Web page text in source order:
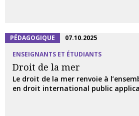
PÉDAGOGIQUE
07.10.2025
ENSEIGNANTS ET ÉTUDIANTS
Droit de la mer
Le droit de la mer renvoie à
en droit international public